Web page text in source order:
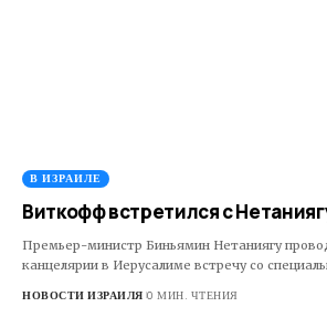
В ИЗРАИЛЕ
Виткофф встретился с
Премьер-министр Биньямин Нетаниягу
канцелярии в Иерусалиме встречу со
НОВОСТИ ИЗРАИЛЯ 0 МИН. ЧТЕНИЯ